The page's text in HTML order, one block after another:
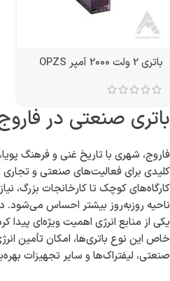
باتری 2 ولت 2000 آمپر OPZS
باتری صنعتی در
فاروج، شهری با تاریخ غنی و فرهنگ
کلیدی برای فعالیت‌های صنعتی و
کارگاه‌های کوچک تا کارخانجات بزرگ،
ناحیه روزبه‌روز بیشتر احساس می‌شود.
یکی از منابع انرژی اهمیت ویژه‌ای پیدا
خاص این نوع باتری‌ها، امکان تأمین
صنعتی، لیفتراک‌ها و سایر تجهیزات